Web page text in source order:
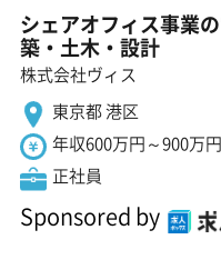
シェアオフィス事業
築・土木・設計
株式会社ヴィス
東京都 港区
年収600万円～900万円
正社員
Sponsored by